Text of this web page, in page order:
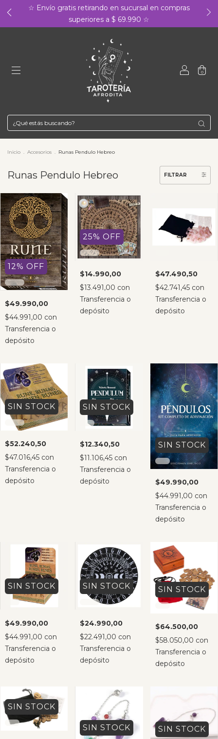
☆ Envío gratis retirando en sucursal en compras
superiores a $ 69.990 ☆
0
Inicio . Accesorios . Runas Pendulo Hebreo
Runas Pendulo Hebreo FILTRAR
12% OFF
$49.990,00
$44.991,00 con
Transferencia o
depósito
25%OFF
$14.990,00
$13.491,00 con
Transferencia o
depósito
$47.490,50
$42.741,45 con
Transferencia o
depósito
SIN STOCK
$52.240,50
$47.016,45 con
Transferencia o
depósito
SIN STOCK
$12.340,50
$11.106,45 con
Transferencia o
depósito
SIN STOCK
$49.990,00
$44.991,00 con
Transferencia o
depósito
SIN STOCK
$49.990,00
$44.991,00 con
Transferencia o
depósito
SIN STOCK
$24.990,00
$22.491,00 con
Transferencia o
depósito
SIN STOCK
$64.500,00
$58.050,00 con
Transferencia o
depósito
SIN STOCK
SIN STOCK SIN STOCK